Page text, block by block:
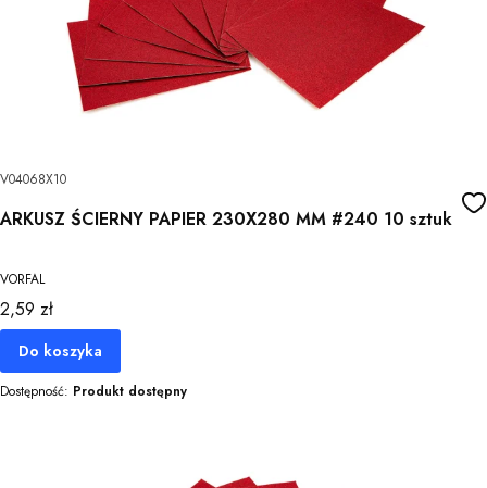
V04068X10
ARKUSZ ŚCIERNY PAPIER 230X280 MM #240 10 sztuk
VORFAL
Cena
2,59 zł
Do koszyka
Dostępność: Produkt dostępny